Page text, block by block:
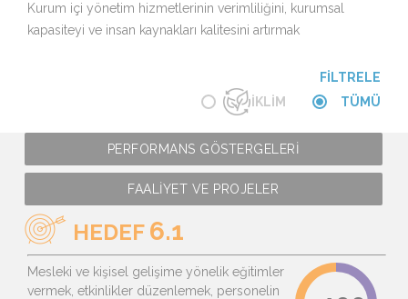
Kurum içi yönetim hizmetlerinin verimliliğini, kurumsal
kapasiteyi ve insan kaynakları kalitesini artırmak
FİLTRELE
İKLİM
TÜMÜ
PERFORMANS GÖSTERGELERİ
FAALİYET VE PROJELER
HEDEF 6.1
Mesleki ve kişisel gelişime yönelik eğitimler
vermek, etkinlikler düzenlemek, personelin